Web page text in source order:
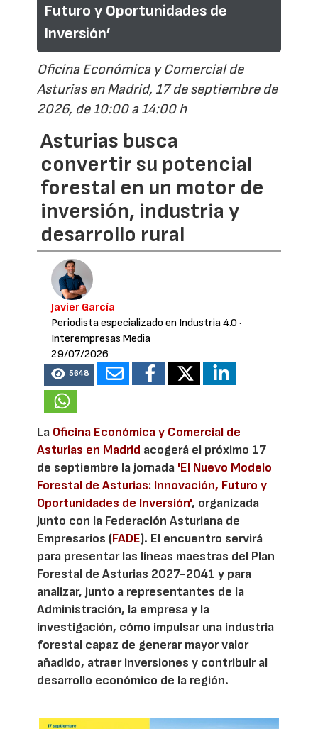
Futuro y Oportunidades de
Inversión’
Oficina Económica y Comercial de
Asturias en Madrid, 17 de septiembre de
2026, de 10:00 a 14:00 h
Asturias busca
convertir su potencial
forestal en un motor de
inversión, industria y
desarrollo rural
Javier García
Periodista especializado en Industria 4.0 ·
Interempresas Media
29/07/2026
5648
La Oficina Económica y Comercial de
Asturias en Madrid acogerá el próximo 17
de septiembre la jornada 'El Nuevo Modelo
Forestal de Asturias: Innovación, Futuro y
Oportunidades de Inversión', organizada
junto con la Federación Asturiana de
Empresarios (FADE). El encuentro servirá
para presentar las líneas maestras del Plan
Forestal de Asturias 2027-2041 y para
analizar, junto a representantes de la
Administración, la empresa y la
investigación, cómo impulsar una industria
forestal capaz de generar mayor valor
añadido, atraer inversiones y contribuir al
desarrollo económico de la región.